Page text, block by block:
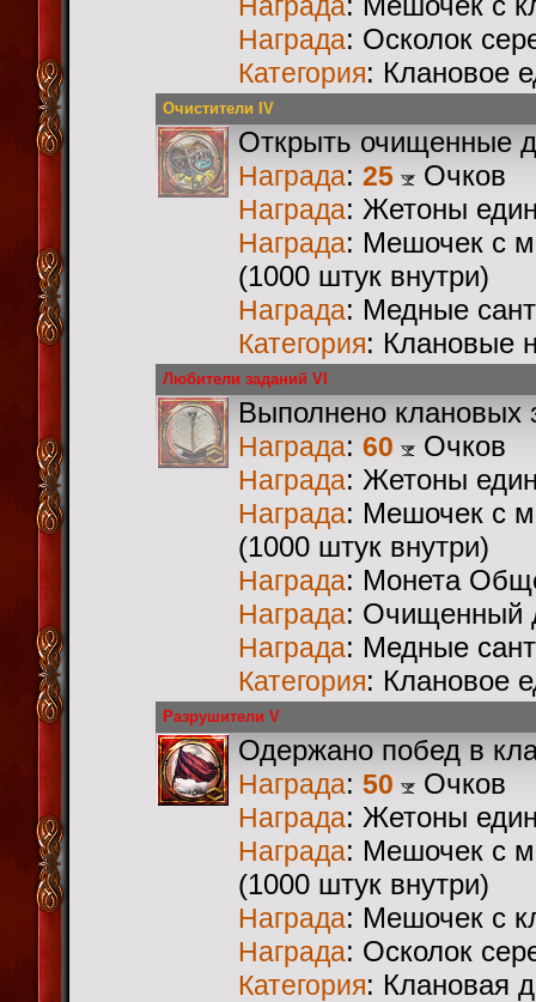
Награда: Осколок
Категория: Клановое
Очистители IV
Открыть очищенные
Награда: 25 Очков
Награда: Жетоны
Награда: Мешочек с
(1000 штук внутри)
Награда: Медные
Категория: Клановые
Любители заданий VI
Выполнено клановых
Награда: 60 Очков
Награда: Жетоны
Награда: Мешочек с
(1000 штук внутри)
Награда: Монета
Награда: Очищенный
Награда: Медные
Категория: Клановое
Разрушители V
Одержано побед в
Награда: 50 Очков
Награда: Жетоны
Награда: Мешочек с
(1000 штук внутри)
Награда: Мешочек с
Награда: Осколок
Категория: Клановая